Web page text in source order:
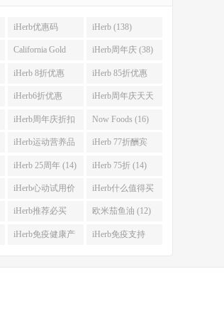
iHerb优惠码
(282)
iHerb (138)
California Gold
Nutrition(CGN)
(42)
iHerb周年庆 (38)
iHerb 8折优惠
(37)
iHerb 85折优惠
(27)
iHerb6折优惠
(23)
iHerb周年庆天天
大酬宾 (22)
iHerb周年庆折扣
码 (17)
Now Foods (16)
iHerb运动营养品
(14)
iHerb 77折酬宾
(14)
iHerb 25周年 (14) iHerb 75折 (14)
iHerb心动试用价
(13)
iHerb什么值得买
(12)
iHerb推荐必买
(12)
欧米茄鱼油 (12)
iHerb免疫健康产 iHerb免疫支持